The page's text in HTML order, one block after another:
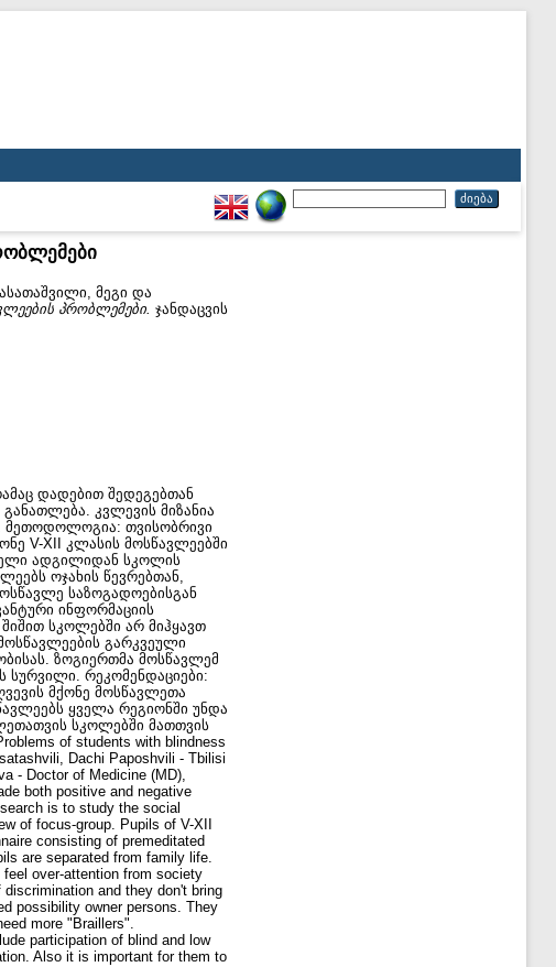
ასათაშვილი, მეგი და
პრობლემები. ჯანდაცვის
დადებით შედეგებთან
კვლევის მიზანია
მეთოდოლოგია: თვისობრივი
V-XII კლასის მოსწავლეებში
ადგილიდან სკოლის
ოჯახის წევრებთან,
საზოგადოებისგან
ინფორმაციის
სკოლებში არ მიჰყავთ
გარკვეული
ზოგიერთმა მოსწავლემ
სურვილი. რეკომენდაციები:
მქონე მოსწავლეთა
ყველა რეგიონში უნდა
სკოლებში მათთვის
of students with blindness
Dachi Paposhvili - Tbilisi
- Doctor of Medicine (MD),
both positive and negative
is to study the social
of focus-group. Pupils of V-XII
consisting of premeditated
are separated from family life.
over-attention from society
and they don't bring
possibility owner persons. They
more "Braillers".
participation of blind and low
Also it is important for them to